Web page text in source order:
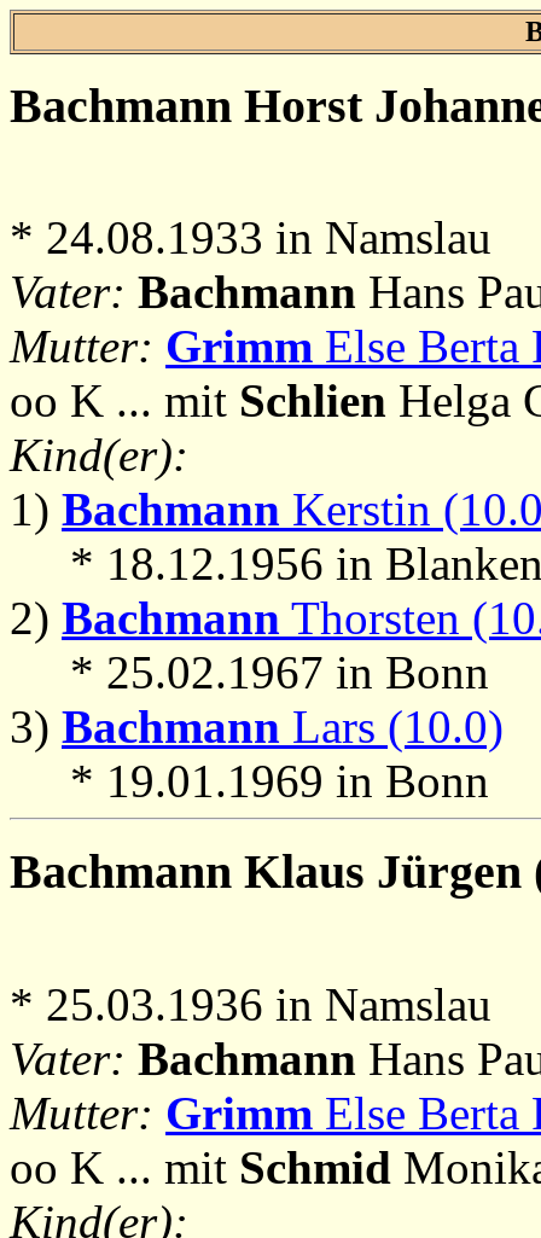
Bachmann Horst
* 24.08.1933 in Namslau
Vater: Bachmann Hans
Mutter: Grimm Else Berta
oo K ... mit Schlien Helga
Kind(er):
1) Bachmann Kerstin
* 18.12.1956 in
2) Bachmann Thorsten
* 25.02.1967 in Bonn
3) Bachmann Lars (10.0)
* 19.01.1969 in Bonn
Bachmann Klaus Jürgen
* 25.03.1936 in Namslau
Vater: Bachmann Hans
Mutter: Grimm Else Berta
oo K ... mit Schmid
Kind(er):